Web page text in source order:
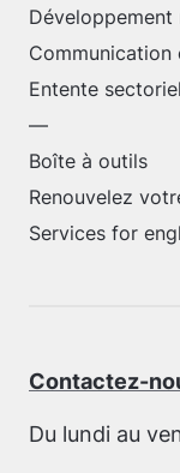
Développement
Entente
—
Boîte à outils
Renouvelez
Services for
Contactez-
Du lundi au